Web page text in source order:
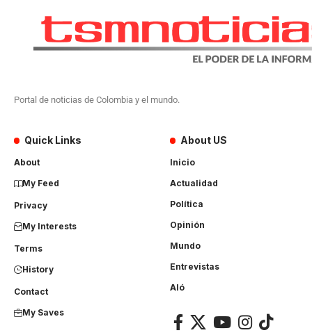
Portal de noticias de Colombia y el mundo.
Quick Links
About
My Feed
Privacy
My Interests
Terms
History
Contact
My Saves
About US
Inicio
Actualidad
Política
Opinión
Mundo
Entrevistas
Aló